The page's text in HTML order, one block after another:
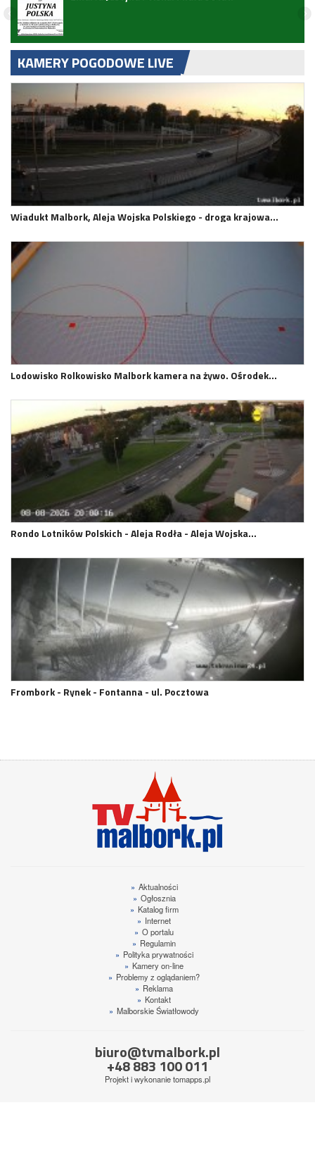
KAMERY POGODOWE LIVE
Wiadukt Malbork, Aleja Wojska Polskiego - droga krajowa…
Lodowisko Rolkowisko Malbork kamera na żywo. Ośrodek…
Rondo Lotników Polskich - Aleja Rodła - Aleja Wojska…
Frombork - Rynek - Fontanna - ul. Pocztowa
» Aktualności
» Ogłosznia
» Katalog firm
» Internet
» O portalu
» Regulamin
» Polityka prywatności
» Kamery on-line
» Problemy z oglądaniem?
» Reklama
» Kontakt
» Malborskie Światłowody
biuro@tvmalbork.pl
+48 883 100 011
Projekt i wykonanietomapps.pl